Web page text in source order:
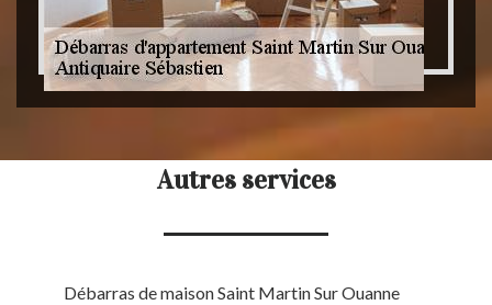
Autres services
Débarras de maison Saint Martin Sur Ouanne